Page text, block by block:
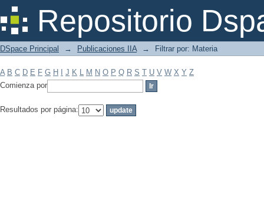
Repositorio
Filtrar por: Materia
DSpace Principal → Publicaciones IIA → Filtrar por: Materia
A B C D E F G H J K L M N O P Q R S T U V W X Y Z
Comienza por
Resultados por página: